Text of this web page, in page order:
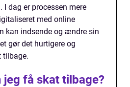
I dag er processen mere
med online
kan indsende og ændre sin
gør det hurtigere og
tilbage.
jeg få skat tilbage?